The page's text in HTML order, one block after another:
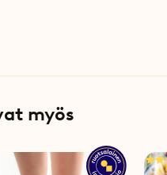
myös